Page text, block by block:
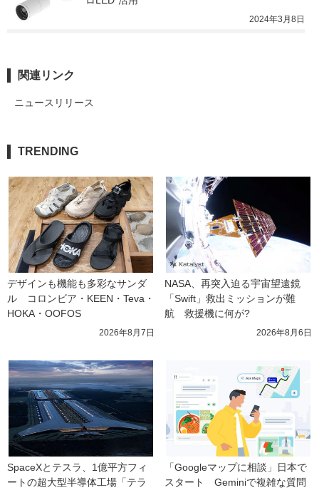
2024年3月8日
関連リンク
ニュースリリース
TRENDING
デザインも機能も多彩なサンダ
ル　コロンビア・KEEN・Teva・
HOKA・OOFOS
2026年8月7日
NASA、再突入迫る宇宙望遠鏡
「Swift」救出ミッションが難
航　救援機に何が?
2026年8月6日
SpaceXとテスラ、1億平方フィ
ートの超大型半導体工場「テラ
「Googleマップに相談」日本で
スタート　Geminiで複雑な質問